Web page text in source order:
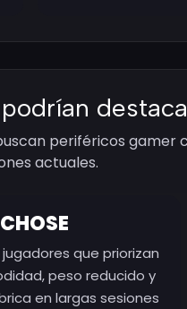
periféricos
actuales.
que priorizan
peso reducido y
en largas sesiones